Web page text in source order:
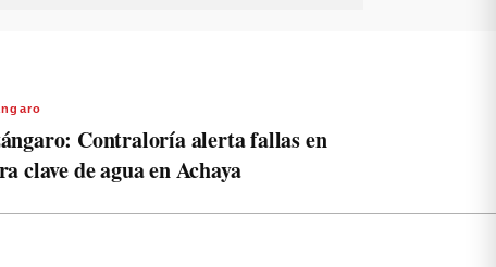
Contraloría alerta fallas en
clave de agua en Achaya